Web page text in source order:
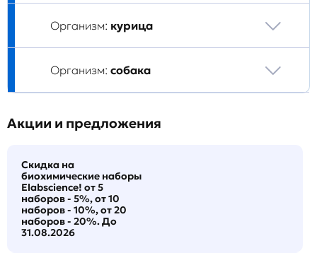
Организм: курица
Организм: собака
Акции и предложения
Скидка на
биохимические наборы
Elabscience! от 5
наборов - 5%, от 10
наборов - 10%, от 20
наборов - 20%. До
31.08.2026